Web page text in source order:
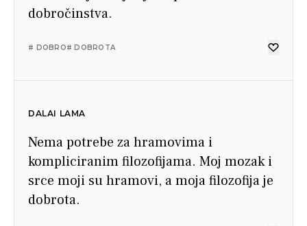
dobročinstva.
# DOBRO# DOBROTA
DALAI LAMA
Nema potrebe za hramovima i
kompliciranim filozofijama. Moj mozak i
srce moji su hramovi, a moja filozofija je
dobrota.